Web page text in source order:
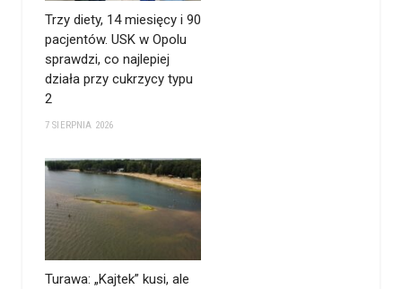
Trzy diety, 14 miesięcy i 90
pacjentów. USK w Opolu
sprawdzi, co najlepiej
działa przy cukrzycy typu
2
7 SIERPNIA 2026
Turawa: „Kajtek” kusi, ale